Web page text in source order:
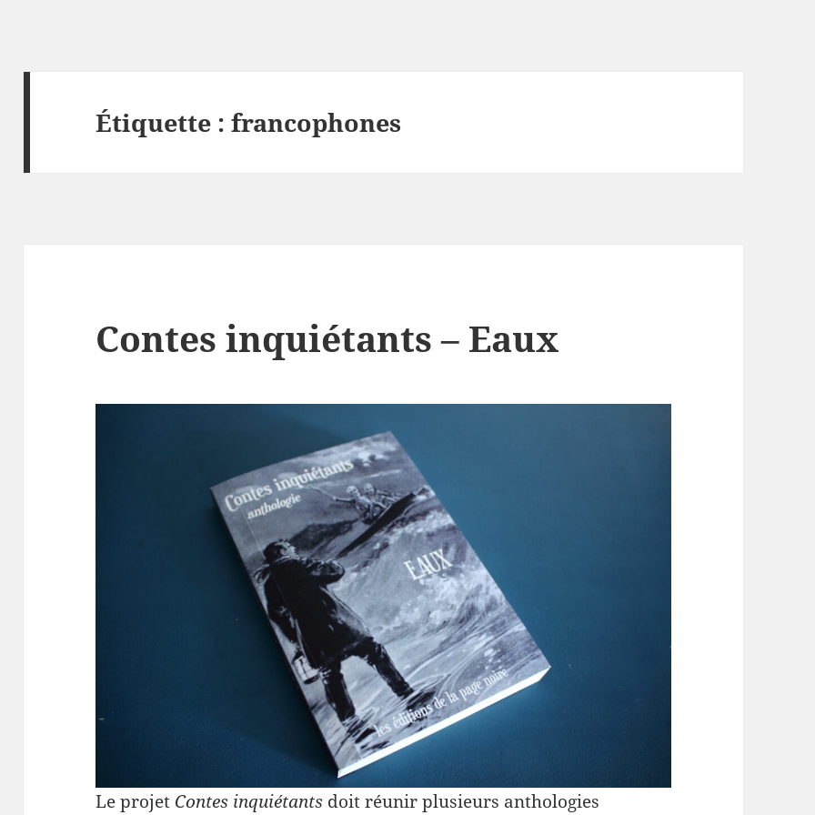
Étiquette :francophones
Contes inquiétants – Eaux
Le projet Contes inquiétants doit réunir plusieurs anthologies